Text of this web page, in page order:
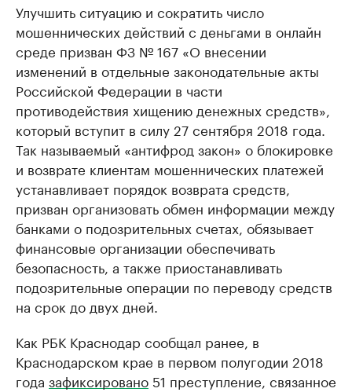
Улучшить ситуацию и сократить число
мошеннических действий с деньгами в онлайн
среде призван ФЗ № 167 «О внесении
изменений в отдельные законодательные акты
Российской Федерации в части
противодействия хищению денежных средств»,
который вступит в силу 27 сентября 2018 года.
Так называемый «антифрод закон» о блокировке
и возврате клиентам мошеннических платежей
устанавливает порядок возврата средств,
призван организовать обмен информации между
банками о подозрительных счетах, обязывает
финансовые организации обеспечивать
безопасность, а также приостанавливать
подозрительные операции по переводу средств
на срок до двух дней.
Как РБК Краснодар сообщал ранее, в
Краснодарском крае в первом полугодии 2018
года зафиксировано 51 преступление, связанное